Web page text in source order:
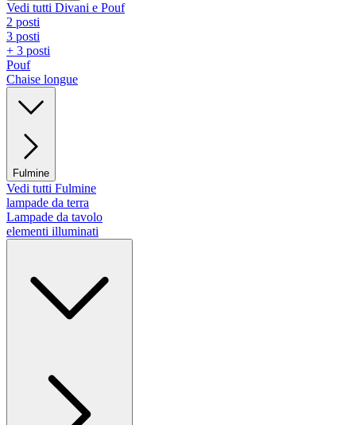
Vedi tutti Divani e Pouf
2 posti
3 posti
+ 3 posti
Pouf
Chaise longue
Fulmine
Vedi tutti Fulmine
lampade da terra
Lampade da tavolo
elementi illuminati